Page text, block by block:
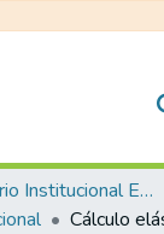
Repositório Institucional EESC